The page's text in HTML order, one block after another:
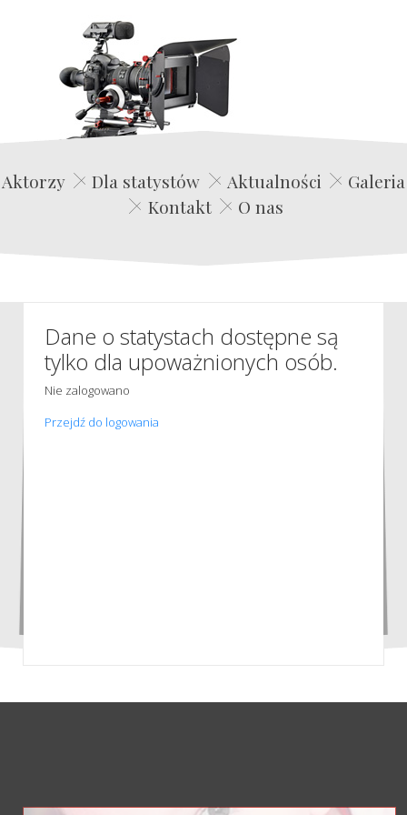
Edwin Film Agencja Aktorska
Aktorzy Dla statystów Aktualności
Galeria
Kontakt
O nas
Dane o statystach dostępne są
tylko dla upoważnionych osób.
Nie zalogowano
Przejdź do logowania